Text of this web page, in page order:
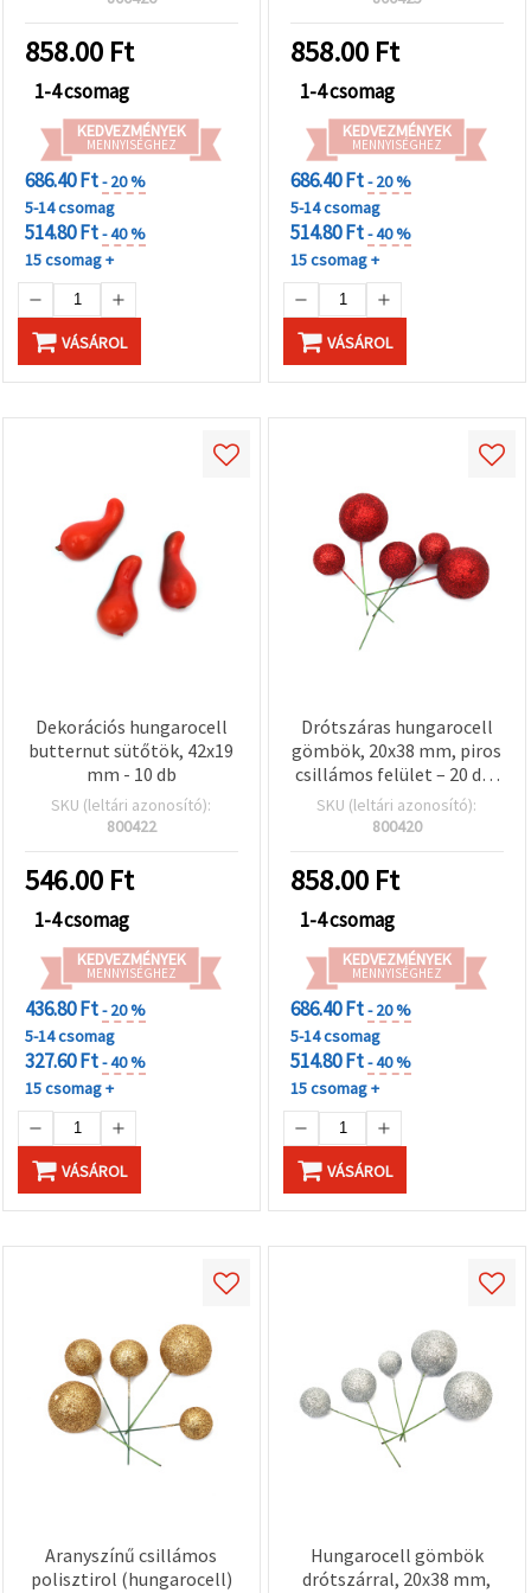
858.00 Ft
1-4 csomag
KEDVEZMÉNYEK
MENNYISÉGHEZ
686.40 Ft- 20 %
5-14 csomag
514.80 Ft- 40 %
15 csomag +
VÁSÁROL
858.00 Ft
1-4 csomag
KEDVEZMÉNYEK
MENNYISÉGHEZ
686.40 Ft- 20 %
5-14 csomag
514.80 Ft- 40 %
15 csomag +
VÁSÁROL
Dekorációs hungarocell
butternut sütőtök, 42x19
mm - 10 db
SKU (leltári azonosító):
800422
546.00 Ft
1-4 csomag
KEDVEZMÉNYEK
MENNYISÉGHEZ
436.80 Ft- 20 %
5-14 csomag
327.60 Ft- 40 %
15 csomag +
VÁSÁROL
Drótszáras hungarocell
gömbök, 20x38 mm, piros
csillámos felület – 20 db-
os készlet
SKU (leltári azonosító):
800420
858.00 Ft
1-4 csomag
KEDVEZMÉNYEK
MENNYISÉGHEZ
686.40 Ft- 20 %
5-14 csomag
514.80 Ft- 40 %
15 csomag +
VÁSÁROL
Aranyszínű csillámos
polisztirol (hungarocell)
Hungarocell gömbök
drótszárral, 20x38 mm,